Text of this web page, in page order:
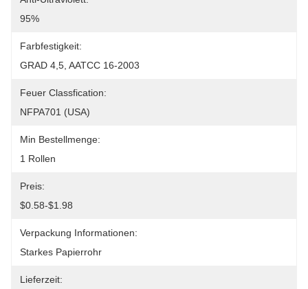
95%
Farbfestigkeit:
GRAD 4,5, AATCC 16-2003
Feuer Classfication:
NFPA701 (USA)
Min Bestellmenge:
1 Rollen
Preis:
$0.58-$1.98
Verpackung Informationen:
Starkes Papierrohr
Lieferzeit: